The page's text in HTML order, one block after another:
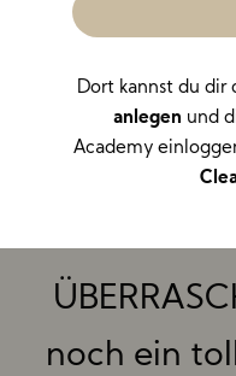
Dort kannst du dir
anlegen und
Academy
noch ein